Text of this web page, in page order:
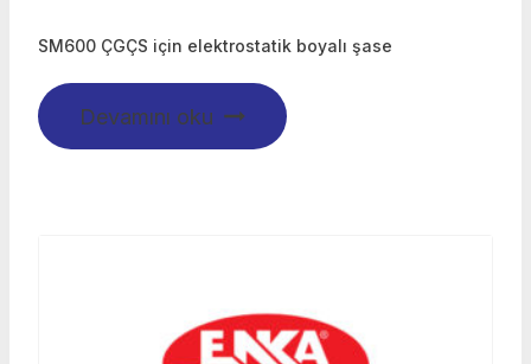
SM600 ÇGÇS için elektrostatik boyalı şase
Devamını oku